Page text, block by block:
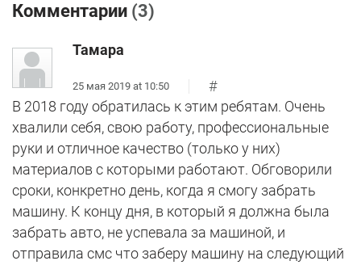
Комментарии (3)
Тамара
25 мая 2019 at 10:50
#
В 2018 году обратилась к этим ребятам. Очень
хвалили себя, свою работу, профессиональные
руки и отличное качество (только у них)
материалов с которыми работают. Обговорили
сроки, конкретно день, когда я смогу забрать
машину. К концу дня, в который я должна была
забрать авто, не успевала за машиной, и
отправила смс что заберу машину на следующий